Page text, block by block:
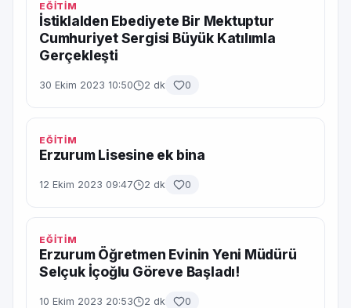
EĞİTİM
İstiklalden Ebediyete Bir Mektuptur
Cumhuriyet Sergisi Büyük Katılımla
Gerçekleşti
30 Ekim 2023 10:50 2 dk 0
EĞİTİM
Erzurum Lisesine ek bina
12 Ekim 2023 09:47 2 dk 0
EĞİTİM
Erzurum Öğretmen Evinin Yeni Müdürü
Selçuk İçoğlu Göreve Başladı!
10 Ekim 2023 20:53 2 dk 0